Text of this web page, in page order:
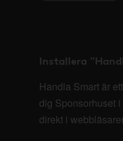
Installera
Handla Smart är
dig Sponsorhuset
direkt i